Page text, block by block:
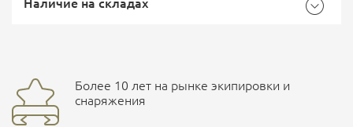
Доставка курьерской службой СДЭК -
Бренд Stich Profi
Наличие на складах
улица Маяковского, 10
Более 10 лет на рынке экипировки и
снаряжения